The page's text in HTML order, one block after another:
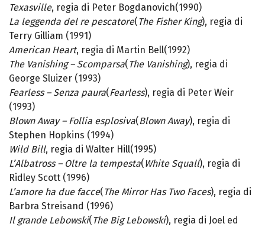
Texasville, regia di Peter Bogdanovich(1990)
La leggenda del re pescatore( The Fisher King), regia di
Terry Gilliam (1991)
American Heart, regia di Martin Bell(1992)
The Vanishing – Scomparsa( The Vanishing), regia di
George Sluizer (1993)
Fearless – Senza paura(Fearless), regia di Peter Weir
(1993)
Blown Away – Follia esplosiva(Blown Away), regia di
Stephen Hopkins (1994)
Wild Bill, regia di Walter Hill(1995)
L’Albatross – Oltre la tempesta( White Squall), regia di
Ridley Scott (1996)
L’amore ha due facce( The Mirror Has Two Faces), regia di
Barbra Streisand (1996)
Il grande Lebowski( The Big Lebowski), regia di Joel ed